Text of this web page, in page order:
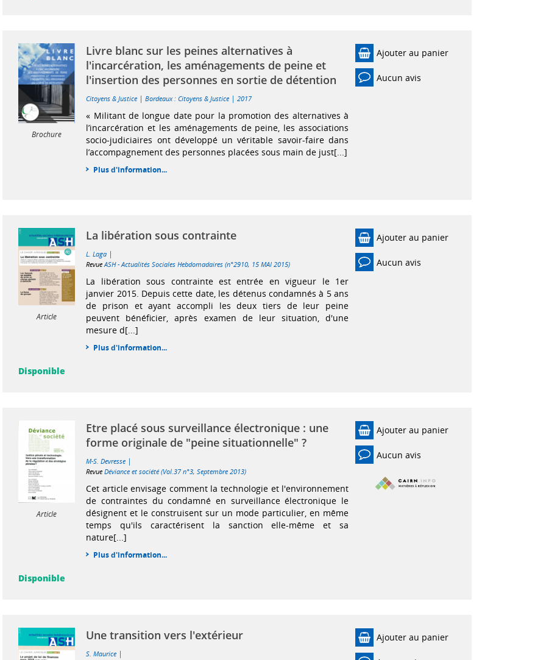
Brochure
Livre blanc sur les peines alternatives à
l'incarcération, les aménagements de peine et
l'insertion des personnes en sortie de détention
Citoyens & Justice |Bordeaux : Citoyens & Justice |2017
« Militant de longue date pour la promotion des alternatives à
l’incarcération et les aménagements de peine, les associations
socio-judiciaires ont développé un véritable savoir-faire dans
l’accompagnement des personnes placées sous main de just[...]
Plus d'information...
Ajouter au panier
Aucun avis
Article
La libération sous contrainte
L. Laga |
RevueASH - Actualités Sociales Hebdomadaires (n°2910, 15 MAI 2015)
La libération sous contrainte est entrée en vigueur le 1er
janvier 2015. Depuis cette date, les détenus condamnés à 5 ans
de prison et ayant accompli les deux tiers de leur peine
peuvent bénéficier, après examen de leur situation, d'une
mesure d[...]
Plus d'information...
Ajouter au panier
Aucun avis
Disponible
Article
Etre placé sous surveillance électronique : une
forme originale de "peine situationnelle" ?
M-S. Devresse |
RevueDéviance et société (Vol.37 n°3, Septembre 2013)
Cet article envisage comment la technologie et l'environnement
de contraintes du condamné en surveillance électronique le
désignent et le construisent sur un mode particulier, en même
temps qu'ils caractérisent la sanction elle-même et sa
nature[...]
Plus d'information...
Ajouter au panier
Aucun avis
Disponible
Une transition vers l'extérieur
S. Maurice |
Ajouter au panier